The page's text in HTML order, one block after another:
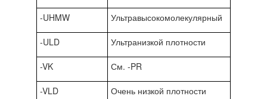
-UHMW Ультравысокомолекулярный
-ULD Ультранизкой плотности
-VK См. -PR
-VLD Очень низкой плотности